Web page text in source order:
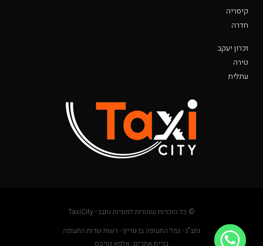
קיסריה
חדרה
זכרון יעקב
טירה
עתלית
© כל הזכויות שמורות למוניות נתבג - TaxiCity
נתב"ג - נמל התעופה בן גוריון - רשות שדות התעופה
בניית אתרים: אלפא נטיקס